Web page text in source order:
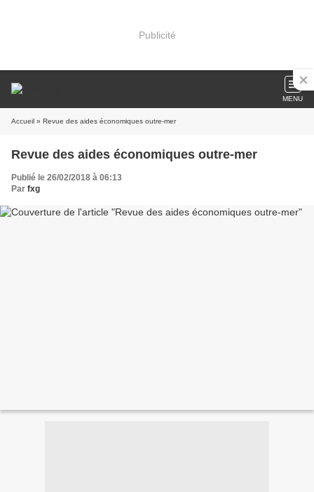
Publicité
MENU
Accueil » Revue des aides économiques outre-mer
Revue des aides économiques outre-mer
Publié le 26/02/2018 à 06:13
Par fxg